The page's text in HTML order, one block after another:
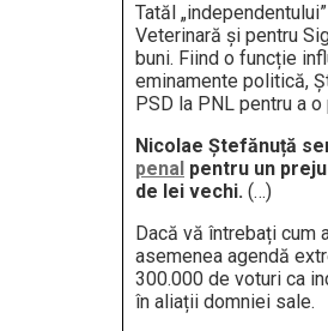
Tatăl
Veterinară și pentru
buni. Fiind o funcție
eminamente politică,
PSD la PNL pentru a
Nicolae Ștefănuță
penal pentru un
de lei vechi. (…)
Dacă vă întrebați cum
asemenea agendă
300.000 de voturi ca
în aliații domniei sale.